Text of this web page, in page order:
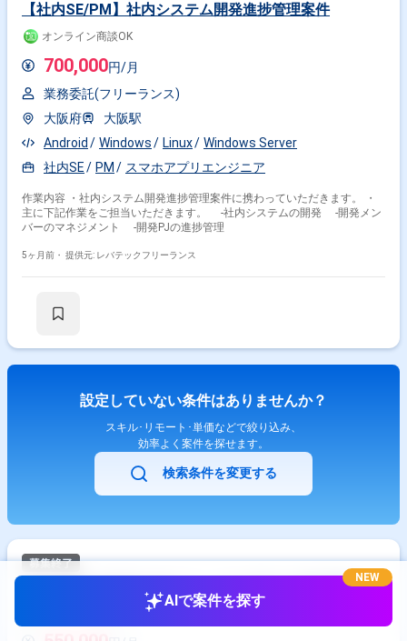
【社内SE/PM】社内システム開発進捗管理案件
オンライン商談OK
700,000円/月
業務委託(フリーランス)
大阪府
大阪駅
Android
Windows Linux
Windows Server
社内SE
PM スマホアプリエンジニア
作業内容 ・社内システム開発進捗管理案件に携わっていただきます。 ・
主に下記作業をご担当いただきます。 -社内システムの開発 -開発メン
バーのマネジメント -開発PJの進捗管理
5ヶ月前・ 提供元: レバテックフリーランス
設定していない条件はありませんか？
スキル･リモート･単価などで絞り込み、
効率よく案件を探せます。
検索条件を変更する
【社内SE】社内ITサポート・ヘルプデスク対応案件
AIで案件を探す
NEW